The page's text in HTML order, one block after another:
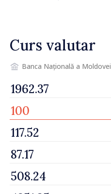
Curs valutar
Banca Națională a Moldovei